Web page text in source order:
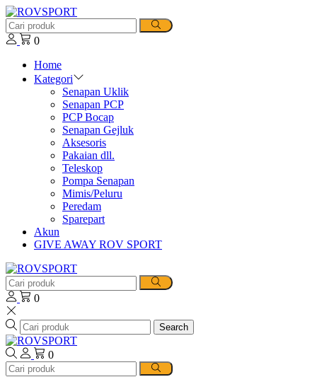
0
Home
Kategori
Senapan Uklik
Senapan PCP
PCP Bocap
Senapan Gejluk
Aksesoris
Pakaian dll.
Teleskop
Pompa Senapan
Mimis/Peluru
Peredam
Sparepart
Akun
GIVE AWAY ROV SPORT
0
Search
0